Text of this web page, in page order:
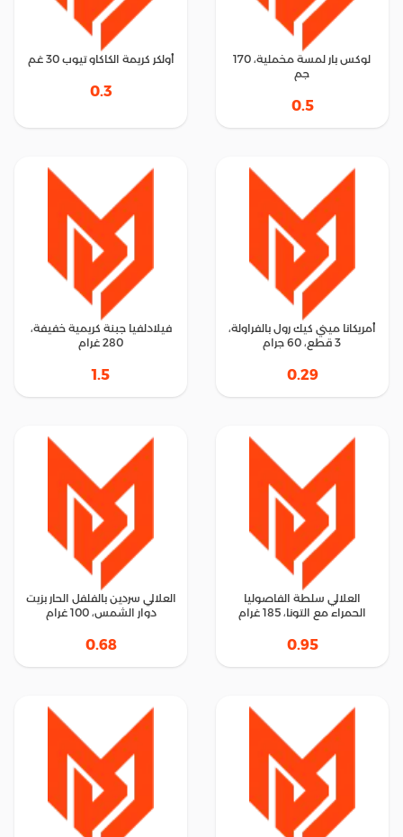
لوكس بار لمسة مخملية، 170
جم
0.5
أولكر كريمة الكاكاو تيوب 30 غم
0.3
أمريكانا ميني كيك رول بالفراولة،
3 قطع، 60 جرام
0.29
فيلادلفيا جبنة كريمية خفيفة،
280 غرام
1.5
العلالي سلطة الفاصوليا
الحمراء مع التونا، 185 غرام
0.95
العلالي سردين بالفلفل الحار بزيت
دوار الشمس، 100 غرام
0.68